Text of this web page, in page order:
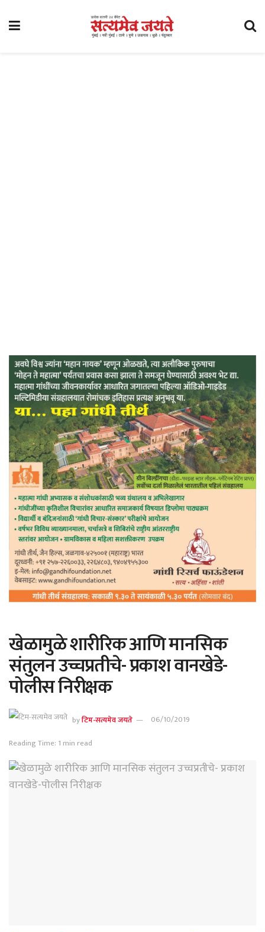
खेळामुळे शारीरिक आणि मानसिक
संतुलन उच्चप्रतीचे- प्रकाश वानखेडे-
पोलीस निरीक्षक
byटिम-सत्यमेव जयते
06/10/2019
Reading Time: 1 min read